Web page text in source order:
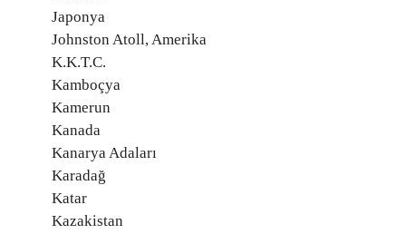
Japonya
Johnston Atoll, Amerika
K.K.T.C.
Kamboçya
Kamerun
Kanada
Kanarya Adaları
Karadağ
Katar
Kazakistan